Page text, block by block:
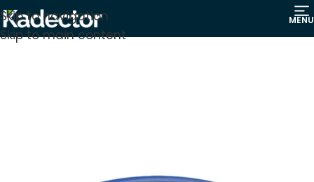
Skip to navigation
Skip to main content
MENU